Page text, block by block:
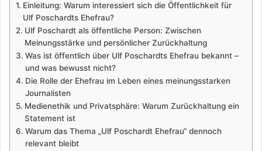
Einleitung: Warum interessiert sich die Öffentlichkeit für
Ulf Poschardts Ehefrau?
Ulf Poschardt als öffentliche Person: Zwischen
Meinungsstärke und persönlicher Zurückhaltung
Was ist öffentlich über Ulf Poschardts Ehefrau bekannt –
und was bewusst nicht?
Die Rolle der Ehefrau im Leben eines meinungsstarken
Journalisten
Medienethik und Privatsphäre: Warum Zurückhaltung ein
Statement ist
Warum das Thema „Ulf Poschardt Ehefrau“ dennoch
relevant bleibt